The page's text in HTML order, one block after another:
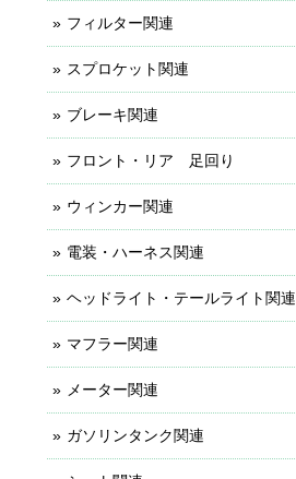
フィルター関連
スプロケット関連
ブレーキ関連
フロント・リア 足回り
ウィンカー関連
電装・ハーネス関連
ヘッドライト・テールライト関連
マフラー関連
メーター関連
ガソリンタンク関連